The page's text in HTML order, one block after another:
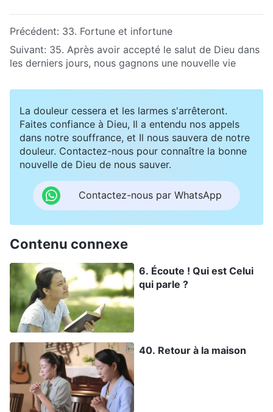
Précédent: 33. Fortune et infortune
Suivant: 35. Après avoir accepté le salut de Dieu dans
les derniers jours, nous gagnons une nouvelle vie
La douleur cessera et les larmes s'arrêteront.
Faites confiance à Dieu, Il a entendu nos appels
dans notre souffrance, et Il nous sauvera de notre
douleur. Contactez-nous pour connaître la bonne
nouvelle de Dieu de nous sauver.
Contactez-nous par WhatsApp
Contenu connexe
6. Écoute ! Qui est Celui
qui parle ?
40. Retour à la maison